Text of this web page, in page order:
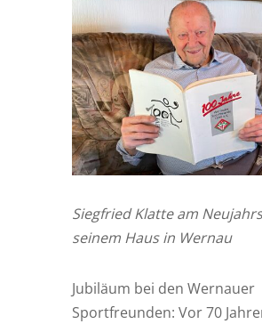
Siegfried Klatte am
seinem Haus in Wernau
Jubiläum bei den Wernauer
Sportfreunden: Vor 70